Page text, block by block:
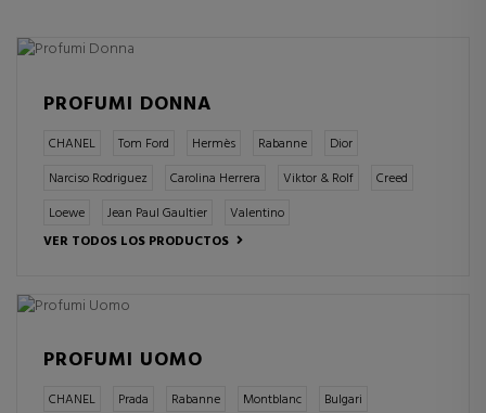
PROFUMI DONNA
CHANEL Tom Ford Hermès Rabanne
Dior
Narciso Rodriguez
Carolina Herrera Viktor & Rolf
Creed
Loewe
Jean Paul Gaultier
Valentino
VER TODOS LOS PRODUCTOS
PROFUMI UOMO
CHANEL Prada Rabanne Montblanc
Bulgari